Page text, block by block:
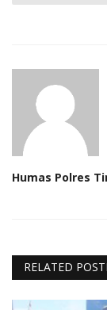
Humas Polres
RELATED